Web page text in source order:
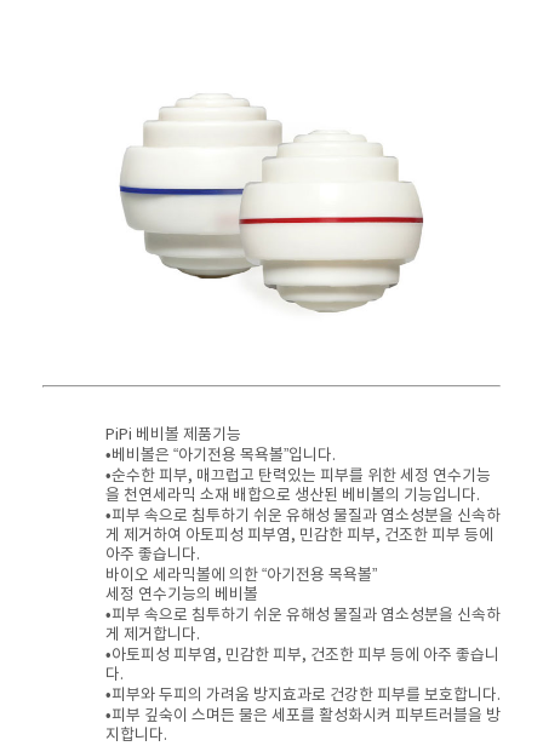
PiPi 베비볼 제품기능
•베비볼은 “아기전용 목욕볼”입니다.
•순수한 피부, 매끄럽고 탄력있는 피부를 위한 세정 연수기능
을 천연세라믹 소재 배합으로 생산된 베비볼의 기능입니다.
•피부 속으로 침투하기 쉬운 유해성 물질과 염소성분을 신속하
게 제거하여 아토피성 피부염, 민감한 피부, 건조한 피부 등에
아주 좋습니다.
바이오 세라믹볼에 의한 “아기전용 목욕볼”
세정 연수기능의 베비볼
•피부 속으로 침투하기 쉬운 유해성 물질과 염소성분을 신속하
게 제거합니다.
•아토피성 피부염, 민감한 피부, 건조한 피부 등에 아주 좋습니
다.
•피부와 두피의 가려움 방지효과로 건강한 피부를 보호합니다.
•피부 깊숙이 스며든 물은 세포를 활성화시켜 피부트러블을 방
지합니다.